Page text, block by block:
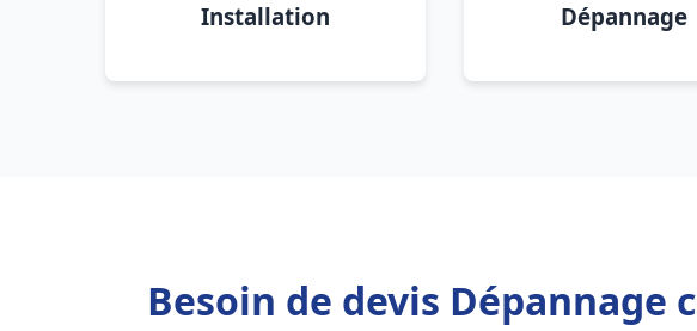
Installation Dépannage
Besoin de devis Dépannage